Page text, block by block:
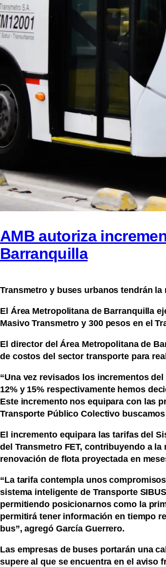
AMB autoriza
Barranquilla
Transmetro y buses urbanos tendrán
El Área Metropolitana de Barranquilla
Masivo Transmetro y 300 pesos en el
El director del Área Metropolitana de
de costos del sector transporte para
“Una vez revisados los incrementos
12% y 15% respectivamente hemos
Este incremento nos equipara con las
Transporte Público Colectivo
El incremento equipara las tarifas del
del Transmetro FET, contribuyendo a
renovación de flota proyectada en
“La tarifa contempla unos
sistema inteligente de Transporte
permitiendo posicionarnos como la
permitirá tener información en tiempo
bus”, agregó García Guerrero.
Las empresas de buses portarán una
supere al que se encuentra en el aviso